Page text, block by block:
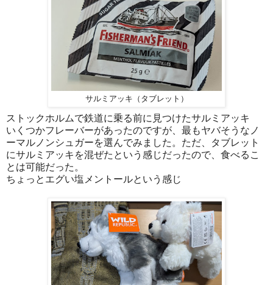
サルミアッキ（タブレット）
ストックホルムで鉄道に乗る前に見つけたサルミアッキ
いくつかフレーバーがあったのですが、最もヤバそうなノ
ーマルノンシュガーを選んでみました。ただ、タブレット
にサルミアッキを混ぜたという感じだったので、食べるこ
とは可能だった。
ちょっとエグい塩メントールという感じ